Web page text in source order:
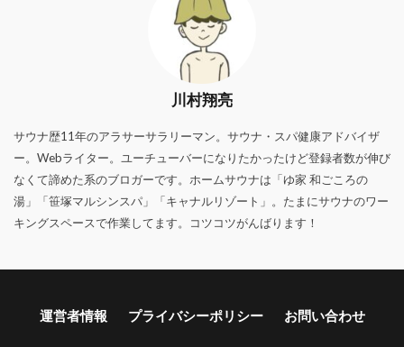
川村翔亮
サウナ歴11年のアラサーサラリーマン。サウナ・スパ健康アドバイザ
ー。Webライター。ユーチューバーになりたかったけど登録者数が伸び
なくて諦めた系のブロガーです。ホームサウナは「ゆ家 和ごころの
湯」「笹塚マルシンスパ」「キャナルリゾート」。たまにサウナのワー
キングスペースで作業してます。コツコツがんばります！
運営者情報 プライバシーポリシー お問い合わせ